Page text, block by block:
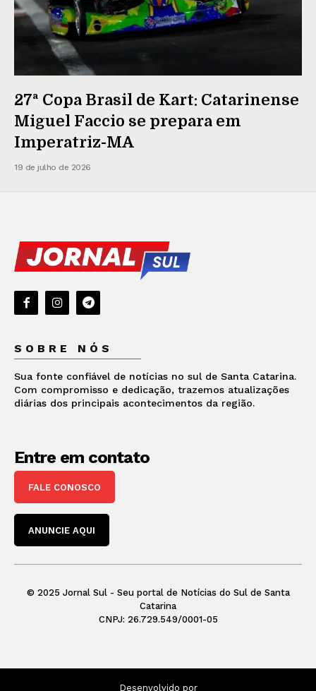
27ª Copa Brasil de Kart: Catarinense
Miguel Faccio se prepara em
Imperatriz-MA
19 de julho de 2026
SOBRE NÓS
Sua fonte confiável de notícias no sul de Santa Catarina.
Com compromisso e dedicação, trazemos atualizações
diárias dos principais acontecimentos da região.
Entre em contato
FALE CONOSCO
ANUNCIE AQUI
© 2025 Jornal Sul - Seu portal de Notícias do Sul de Santa
Catarina
CNPJ: 26.729.549/0001-05
Desenvolvido por